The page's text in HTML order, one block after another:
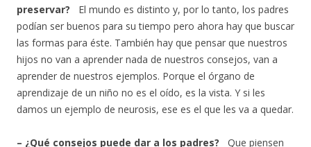
preservar? El mundo es distinto y, por lo tanto, los padres
podían ser buenos para su tiempo pero ahora hay que buscar
las formas para éste. También hay que pensar que nuestros
hijos no van a aprender nada de nuestros consejos, van a
aprender de nuestros ejemplos. Porque el órgano de
aprendizaje de un niño no es el oído, es la vista. Y si les
damos un ejemplo de neurosis, ese es el que les va a quedar.
– ¿Qué consejos puede dar a los padres? Que piensen